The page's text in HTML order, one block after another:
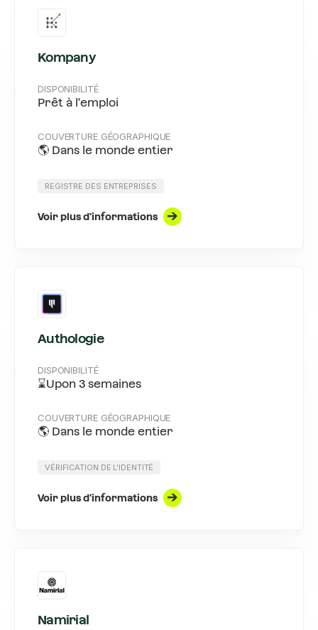
Kompany
DISPONIBILITÉ
Prêt à l'emploi
COUVERTURE GÉOGRAPHIQUE
🌎 Dans le monde entier
REGISTRE DES ENTREPRISES
Voir plus d'informations
Authologie
DISPONIBILITÉ
⌛Upon 3 semaines
COUVERTURE GÉOGRAPHIQUE
🌎 Dans le monde entier
VÉRIFICATION DE L'IDENTITÉ
Voir plus d'informations
Namirial